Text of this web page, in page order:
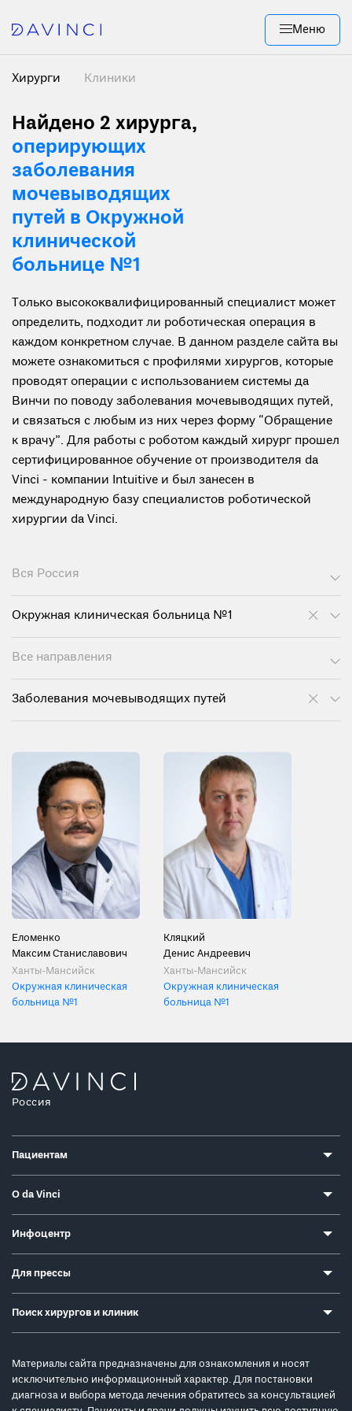
Меню
Хирурги Клиники
Найдено 2 хирурга,
оперирующих
заболевания
мочевыводящих
путей в Окружной
клинической
больнице №1
Только высококвалифицированный специалист может
определить, подходит ли роботическая операция в
каждом конкретном случае. В данном разделе сайта вы
можете ознакомиться с профилями хирургов, которые
проводят операции с использованием системы да
Винчи по поводу заболевания мочевыводящих путей,
и связаться с любым из них через форму “Обращение
к врачу”. Для работы с роботом каждый хирург прошел
сертифицированное обучение от производителя da
Vinci - компании Intuitive и был занесен в
международную базу специалистов роботической
хирургии da Vinci.
Вся Россия
Окружная клиническая больница №1
Все направления
Заболевания мочевыводящих путей
Еломенко
Максим Станиславович
Ханты-Мансийск
Окружная клиническая
больница №1
Кляцкий
Денис Андреевич
Ханты-Мансийск
Окружная клиническая
больница №1
Россия
Пациентам
О da Vinci
Инфоцентр
Для прессы
Поиск хирургов и клиник
Материалы сайта предназначены для ознакомления и носят
исключительно информационный характер. Для постановки
диагноза и выбора метода лечения обратитесь за консультацией